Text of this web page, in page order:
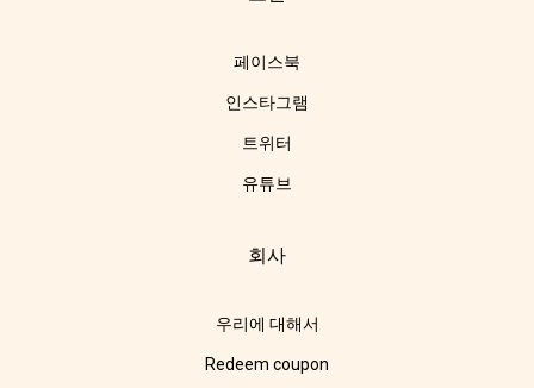
페이스북
인스타그램
트위터
유튜브
회사
우리에 대해서
Redeem coupon